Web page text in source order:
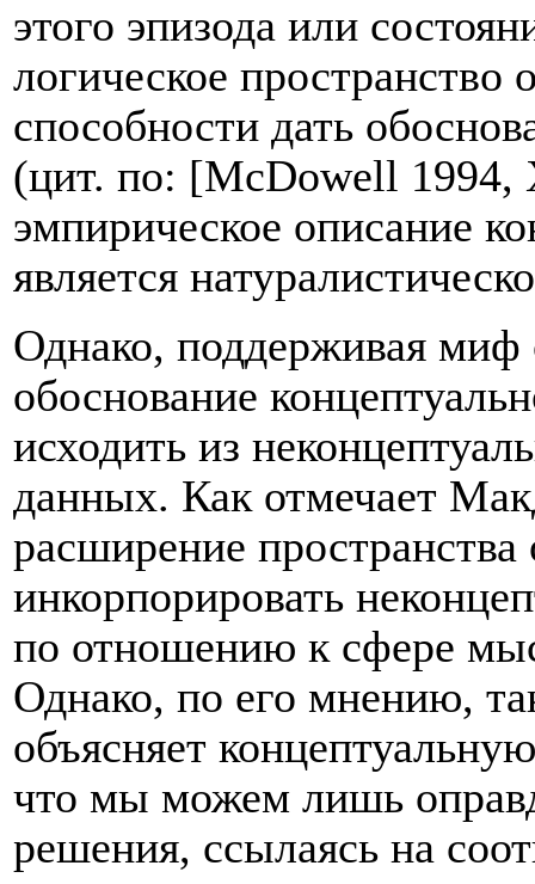
этого эпизода или
логическое пространство
способности дать
(цит. по: [McDowell 1994,
эмпирическое описание
является
Однако, поддерживая
обоснование
исходить из
данных. Как отмечает
расширение пространства
инкорпорировать
по отношению к сфере
Однако, по его мнению,
объясняет
что мы можем лишь
решения, ссылаясь на